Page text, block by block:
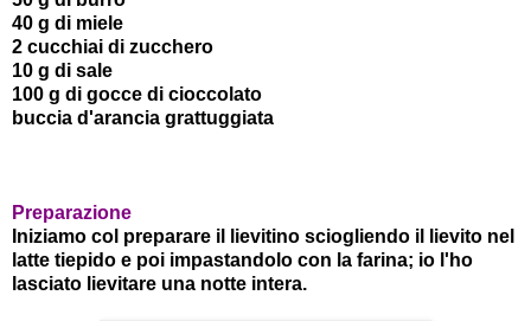
40 g di miele
2 cucchiai di zucchero
10 g di sale
100 g di gocce di cioccolato
buccia d'arancia grattuggiata
Preparazione
Iniziamo col preparare il lievitino sciogliendo il lievito nel
latte tiepido e poi impastandolo con la farina; io l'ho
lasciato lievitare una notte intera.